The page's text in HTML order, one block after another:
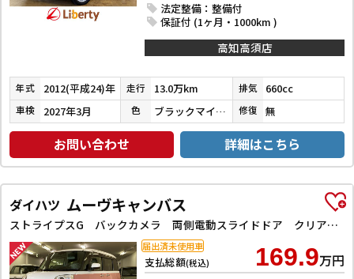
法定整備：整備付
保証付 (1ヶ月・1000km )
高知高須店
年式 2012(平成24)年 走行 13.0万km 排気 660cc
車検 2027年3月 色 ブラックマイカメタリック 修復 無
お問い合わせ 詳細はこちら
ダイハツ ムーヴキャンバス
ストライプスG バックカメラ 両側電動スライドドア クリアランスソナー 衝突被害軽減システム オートライト LEDヘッドランプ スマートキー アイドリングストップ 電動格納ミラー シートヒーター ベンチシート CVT
支払総額(税込) 169.9万円
届出済未使用車